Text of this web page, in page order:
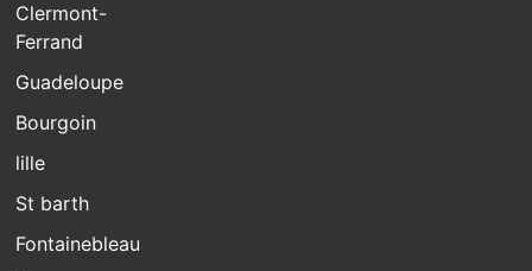
Clermont-
Ferrand
Guadeloupe
Bourgoin
lille
St barth
Fontainebleau